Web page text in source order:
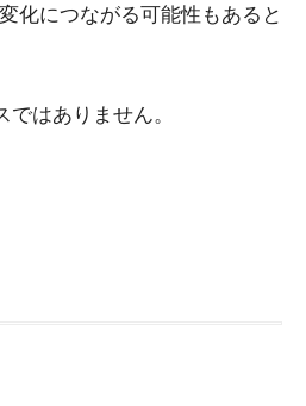
化につながる可能性もあると
はありません。